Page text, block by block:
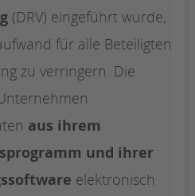
(DRV) eingeführt wurde,
für alle Beteiligten
zu verringern. Die
aus ihrem
und ihrer
elektronisch